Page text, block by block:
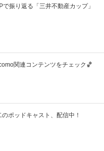
で振り返る「三井不動産カップ」
関連コンテンツをチェック🏀
のポッドキャスト、配信中！